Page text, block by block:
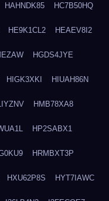
HAHNDK85 HC7B50HQ
HE9K1CL2 HEAEV8I2
HGDS4JYE
HIGK3XKI HIUAH86N
HMB78XA8
HP2SABX1
HRMBXT3P
HXU62P8S HYT7IAWC